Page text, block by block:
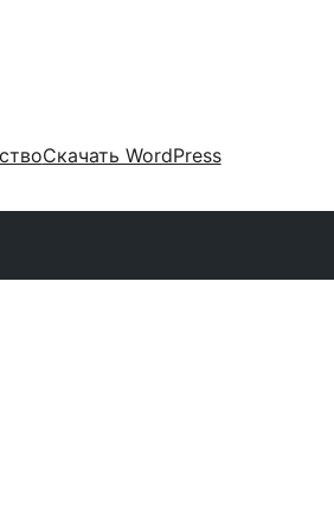
Скачать WordPress